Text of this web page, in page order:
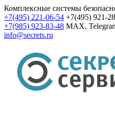
Комплексные системы
+7(495) 221-06-54 +7(495) 921-
+7(985) 923-83-48 MAX,
info@secrets.ru